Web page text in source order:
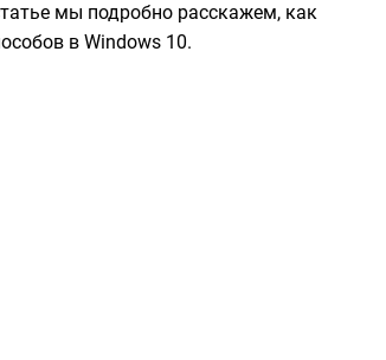
мы подробно расскажем, как
в Windows 10.